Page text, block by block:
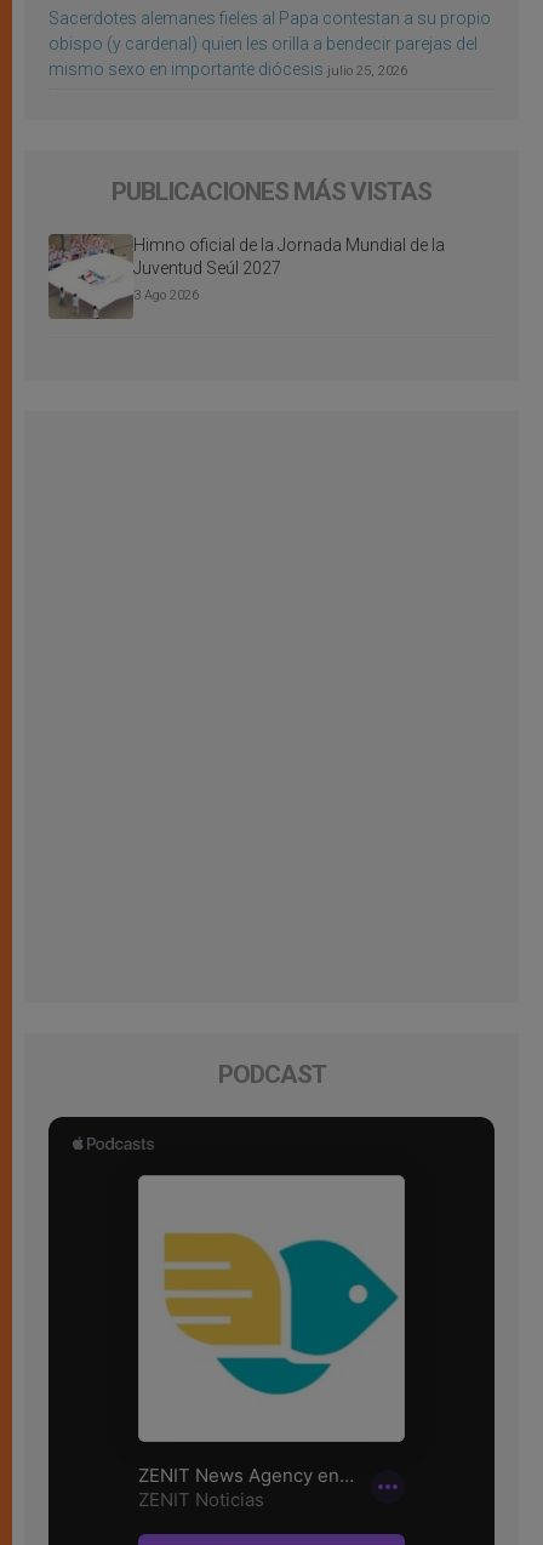
Sacerdotes alemanes fieles al Papa contestan a su propio
obispo (y cardenal) quien les orilla a bendecir parejas del
mismo sexo en importante diócesis julio 25, 2026
PUBLICACIONES MÁS VISTAS
Himno oficial de la Jornada Mundial de la
Juventud Seúl 2027
3 Ago 2026
PODCAST